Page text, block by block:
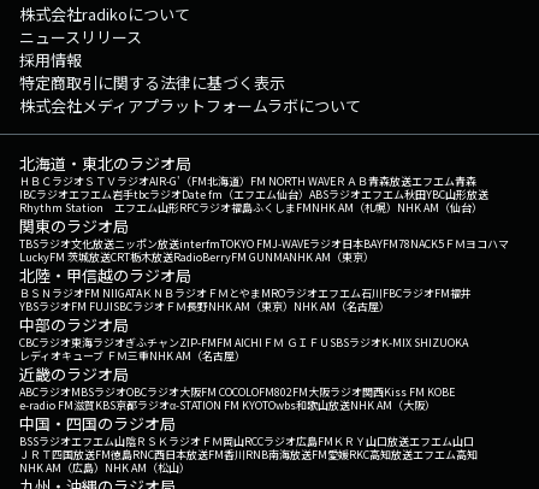
株式会社radikoについて
ニュースリリース
採用情報
特定商取引に関する法律に基づく表示
株式会社メディアプラットフォームラボについて
北海道・東北のラジオ局
ＨＢＣラジオＳＴＶラジオAIR-G'（FM北海道） FM NORTH WAVEＲＡＢ青森放送エフエム青森
IBCラジオエフエム岩手tbcラジオDate fm（エフエム仙台） ABSラジオエフエム秋田YBC山形放送
Rhythm Station エフエム山形RFCラジオ福島ふくしまFMNHK AM（札幌） NHK AM（仙台）
関東のラジオ局
TBSラジオ文化放送ニッポン放送interfmTOKYO FMJ-WAVEラジオ日本BAYFM78NACK5 ＦＭヨコハマ
LuckyFM 茨城放送CRT栃木放送RadioBerryFM GUNMANHK AM（東京）
北陸・甲信越のラジオ局
ＢＳＮラジオFM NIIGATAＫＮＢラジオ ＦＭとやまMROラジオエフエム石川FBCラジオFM福井
YBSラジオFM FUJISBCラジオ ＦＭ長野NHK AM（東京） NHK AM（名古屋）
中部のラジオ局
CBCラジオ東海ラジオぎふチャンZIP-FMFM AICHI ＦＭ ＧＩＦＵ SBSラジオK-MIX SHIZUOKA
レディオキューブ ＦＭ三重NHK AM（名古屋）
近畿のラジオ局
ABCラジオMBSラジオOBCラジオ大阪FM COCOLOFM802FM大阪ラジオ関西Kiss FM KOBE
e-radio FM滋賀KBS京都ラジオα-STATION FM KYOTOwbs和歌山放送NHK AM（大阪）
中国・四国のラジオ局
BSSラジオエフエム山陰ＲＳＫラジオ ＦＭ岡山RCCラジオ広島FM ＫＲＹ山口放送エフエム山口
ＪＲＴ四国放送FM徳島RNC西日本放送FM香川RNB南海放送FM愛媛RKC高知放送エフエム高知
NHK AM（広島） NHK AM（松山）